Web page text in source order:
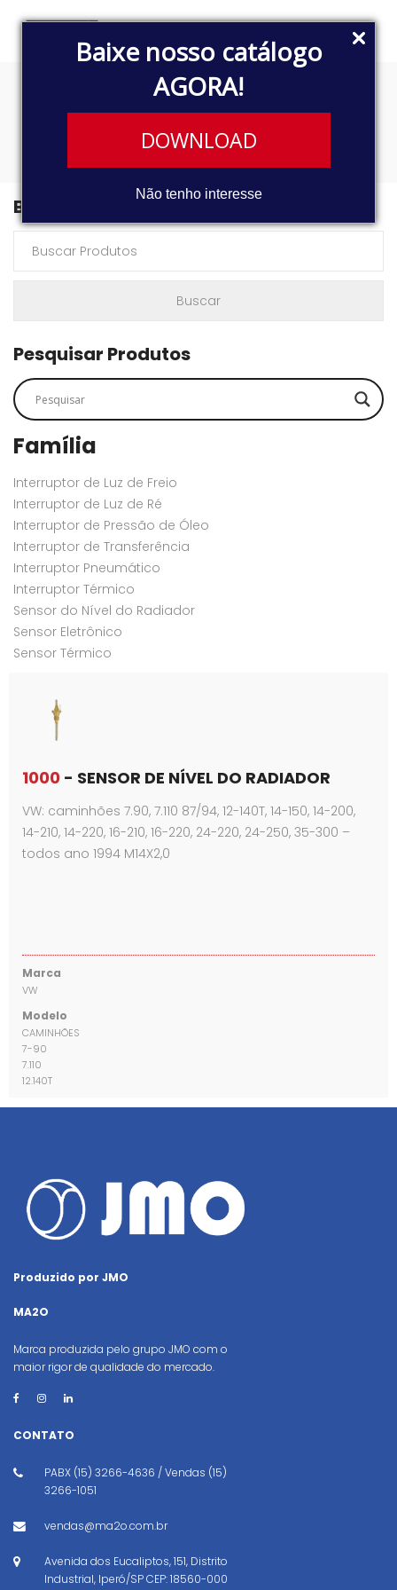
Baixe nosso catálogo
AGORA!
DOWNLOAD
Não tenho interesse
2004S
Buscar Produtos
Pesquisar Produtos
Família
Interruptor de Luz de Freio
Interruptor de Luz de Ré
Interruptor de Pressão de Óleo
Interruptor de Transferência
Interruptor Pneumático
Interruptor Térmico
Sensor do Nível do Radiador
Sensor Eletrônico
Sensor Térmico
1000 - SENSOR DE NÍVEL DO RADIADOR
VW: caminhões 7.90, 7.110 87/94, 12-140T, 14-150, 14-200,
14-210, 14-220, 16-210, 16-220, 24-220, 24-250, 35-300 –
todos ano 1994 M14X2,0
Marca
VW
Modelo
CAMINHÕES
7-90
7.110
12.140T
Produzido por JMO
MA2O
Marca produzida pelo grupo JMO com o
maior rigor de qualidade do mercado.
CONTATO
PABX (15) 3266-4636 / Vendas (15)
3266-1051
vendas@ma2o.com.br
Avenida dos Eucaliptos, 151, Distrito
Industrial, Iperó/SP CEP: 18560-000